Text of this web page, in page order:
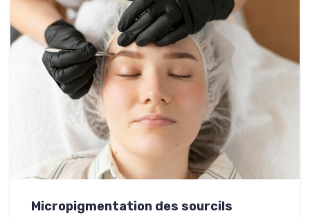
Micropigmentation des sourcils